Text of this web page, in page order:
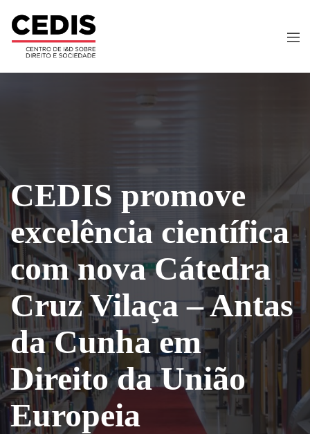
CEDIS promove
excelência científica
com nova Cátedra
Cruz Vilaça – Antas
da Cunha em
Direito da União
Europeia